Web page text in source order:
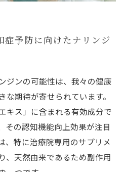
症予防に向けたナリンジ
ジンの可能性は、我々の健康
な期待が寄せられています。
キス」に含まれる有効成分で
その認知機能向上効果が注目
、特に治療院専用のサプリメ
、天然由来であるため副作用